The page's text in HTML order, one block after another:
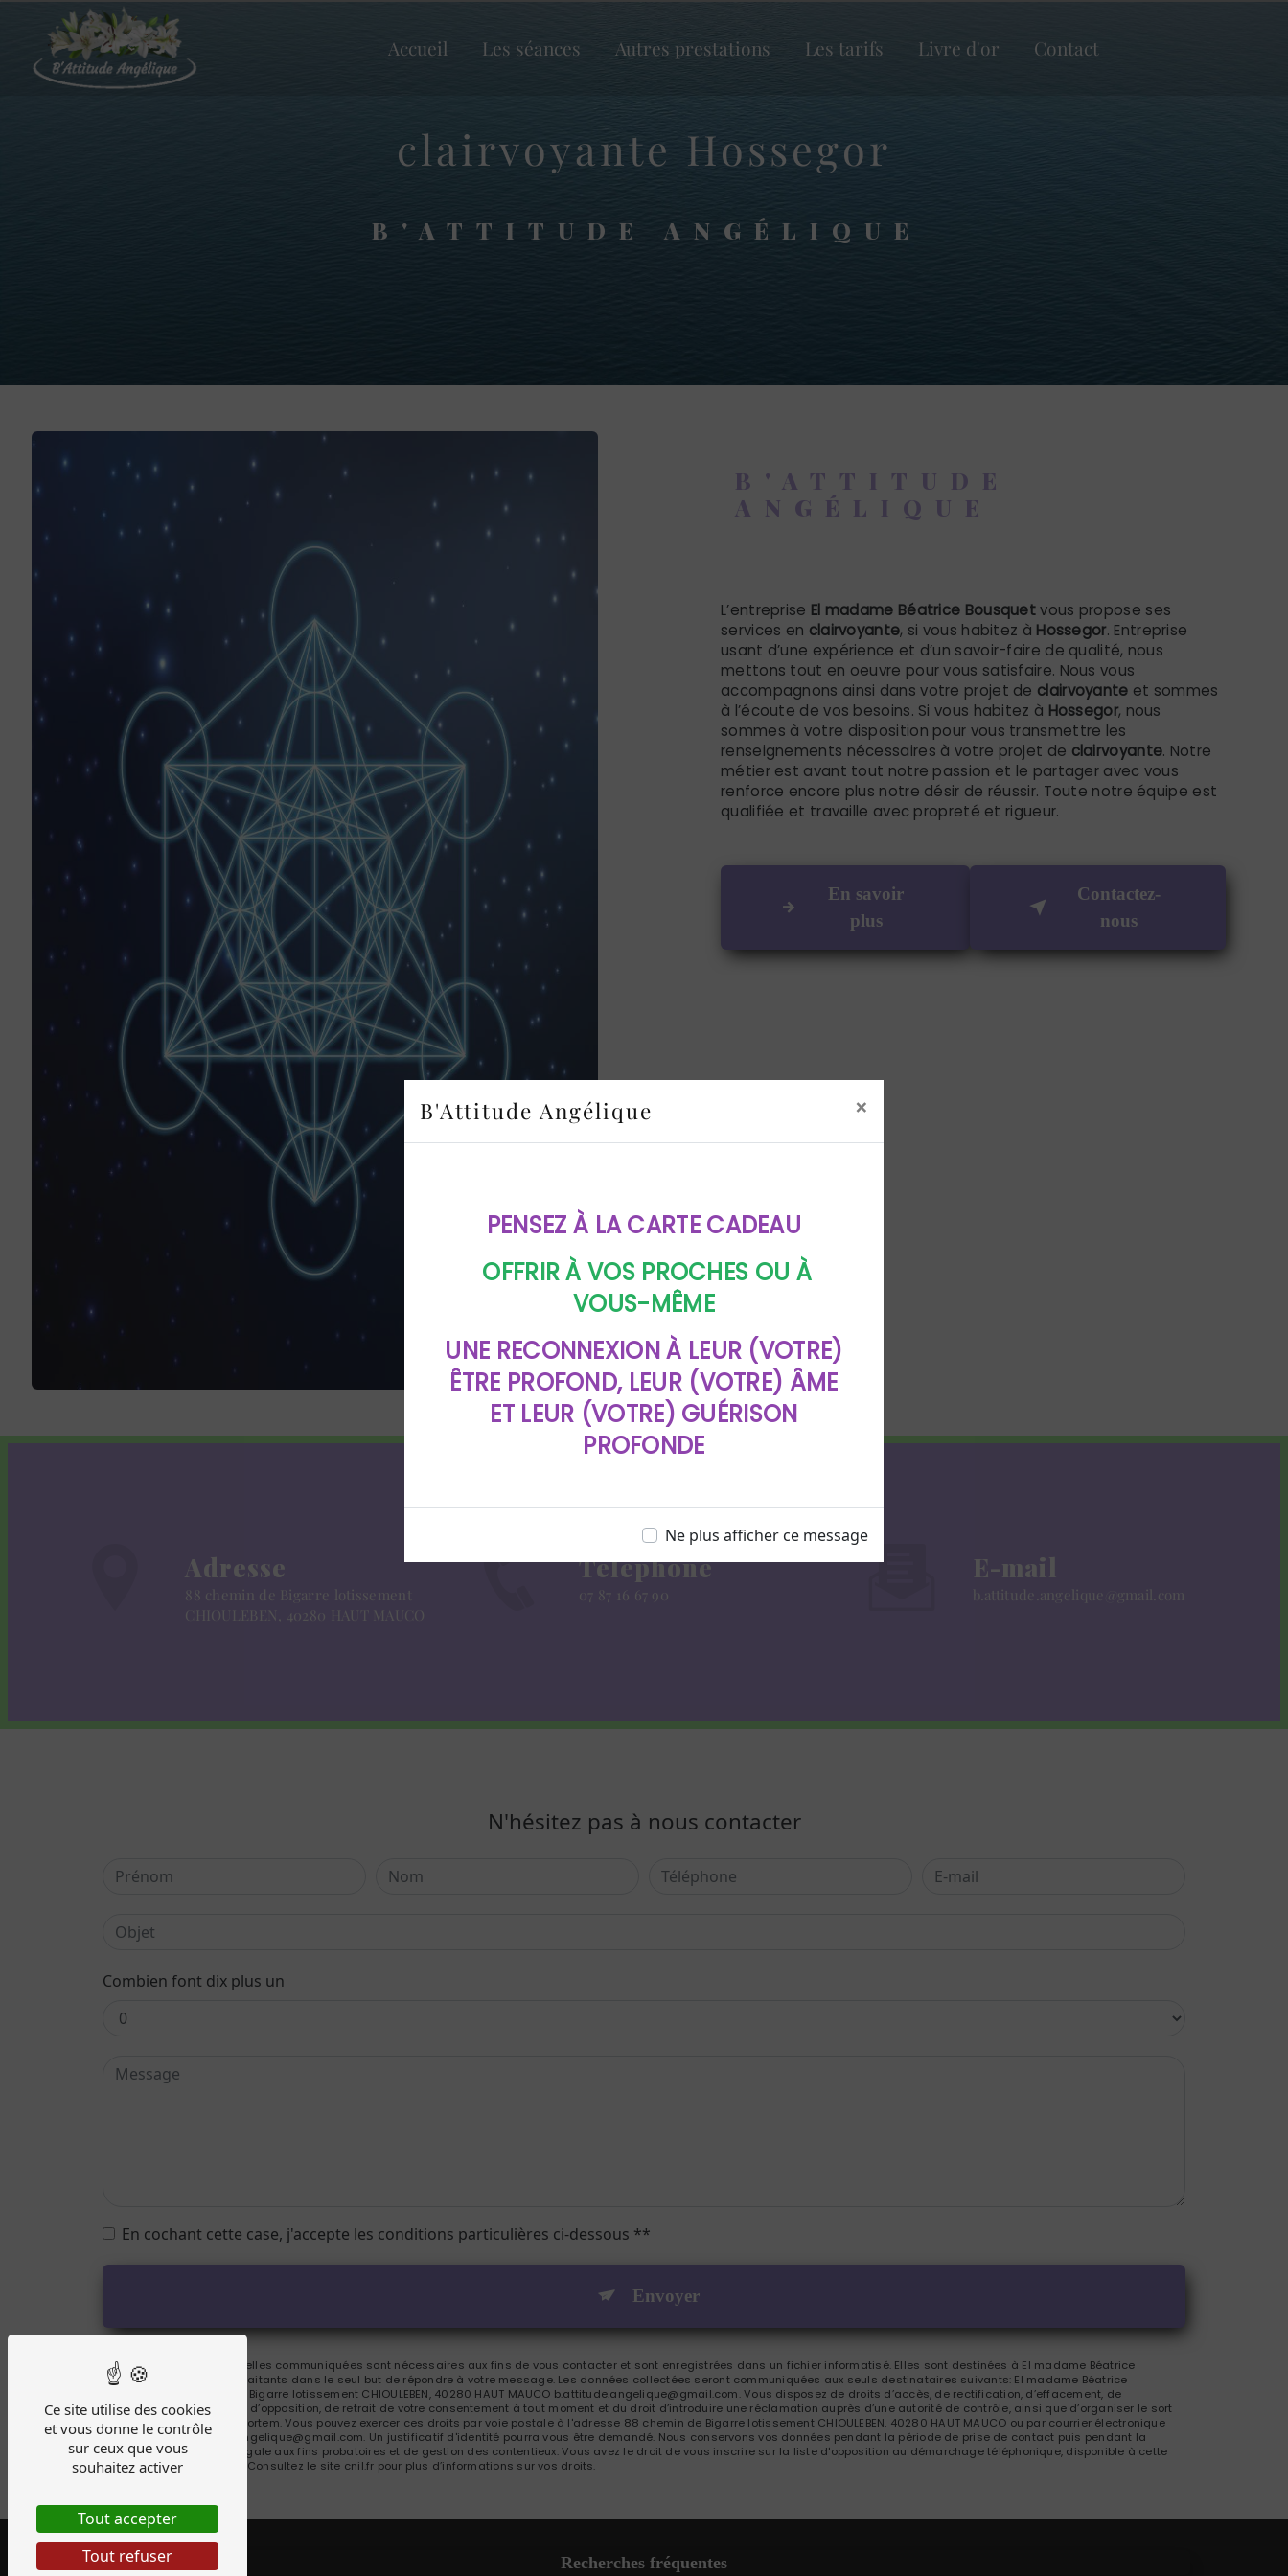
B'Attitude Angélique ×
PENSEZ À LA CARTE CADEAU
OFFRIR À VOS PROCHES OU À
VOUS-MÊME
UNE RECONNEXION À LEUR (VOTRE)
ÊTRE PROFOND, LEUR (VOTRE) ÂME
ET LEUR (VOTRE) GUÉRISON
PROFONDE
Ne plus afficher ce message
Accueil Les séances Autres prestations Les tarifs Livre d'or Contact
clairvoyante Hossegor
B'ATTITUDE ANGÉLIQUE
B'ATTITUDE
ANGÉLIQUE
L’entreprise El madame Béatrice Bousquetvous propose ses
services en clairvoyante, si vous habitez à Hossegor. Entreprise
usant d’une expérience et d’un savoir-faire de qualité, nous
mettons tout en oeuvre pour vous satisfaire. Nous vous
accompagnons ainsi dans votre projet de clairvoyante et sommes
à l’écoute de vos besoins. Si vous habitez à Hossegor, nous
sommes à votre disposition pour vous transmettre les
renseignements nécessaires à votre projet de clairvoyante. Notre
métier est avant tout notre passion et le partager avec vous
renforce encore plus notre désir de réussir. Toute notre équipe est
qualifiée et travaille avec propreté et rigueur.
En savoir
plus
Contactez-
nous
Adresse
88 chemin de Bigarre lotissement
CHIOULEBEN, 40280 HAUT MAUCO
Téléphone
07 87 16 67 90
E-mail
b.attitude.angelique@gmail.com
N'hésitez pas à nous contacter
Combien font dix plus un
En cochant cette case, j'accepte les conditions particulières ci-dessous **
Envoyer
** Les données personnelles communiquées sont nécessaires aux fins de vous contacter et sont enregistrées dans un fichier informatisé. Elles sont destinées à El madame Béatrice
Bousquet et ses sous-traitants dans le seul but de répondre à votre message. Les données collectées seront communiquées aux seuls destinataires suivants: El madame Béatrice
Bousquet 88 chemin de Bigarre lotissement CHIOULEBEN, 40280 HAUT MAUCO b.attitude.angelique@gmail.com. Vous disposez de droits d’accès, de rectification, d’effacement, de
portabilité, de limitation, d’opposition, de retrait de votre consentement à tout moment et du droit d’introduire une réclamation auprès d’une autorité de contrôle, ainsi que d’organiser le sort
de vos données post-mortem. Vous pouvez exercer ces droits par voie postale à l'adresse 88 chemin de Bigarre lotissement CHIOULEBEN, 40280 HAUT MAUCO ou par courrier électronique
à l'adresse b.attitude.angelique@gmail.com. Un justificatif d'identité pourra vous être demandé. Nous conservons vos données pendant la période de prise de contact puis pendant la
durée de prescription légale aux fins probatoires et de gestion des contentieux. Vous avez le droit de vous inscrire sur la liste d'opposition au démarchage téléphonique, disponible à cette
adresse:Bloctel.gouv.fr . Consultez le site cnil.fr pour plus d’informations sur vos droits.
Recherches fréquentes
Panneau de gestion des cookies
Ce site utilise des cookies
et vous donne le contrôle
sur ceux que vous
souhaitez activer
Tout accepter
Tout refuser